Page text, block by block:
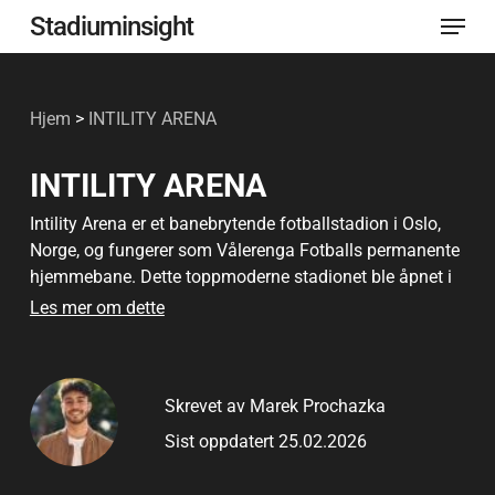
til
Stadiuminsight Meny
Hjem > INTILITY ARENA
INTILITY ARENA
Intility Arena er et banebrytende fotballstadion i Oslo,
Norge, og fungerer som Vålerenga Fotballs permanente
hjemmebane. Dette toppmoderne stadionet ble åpnet i
2017, og skiller seg ikke bare ut for sin rolle i norsk
Stadionet ligger i bydelen Valle Hovin, og er strategisk
plassert slik at det er lett tilgjengelig for publikum og
integrert i nabolaget. Med en kapasitet på 16 555
Les mer om dette
Skrevet av Marek Prochazka
Sist oppdatert 25.02.2026